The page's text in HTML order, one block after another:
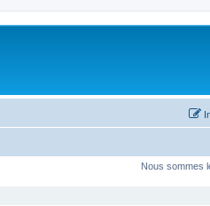
Nous sommes